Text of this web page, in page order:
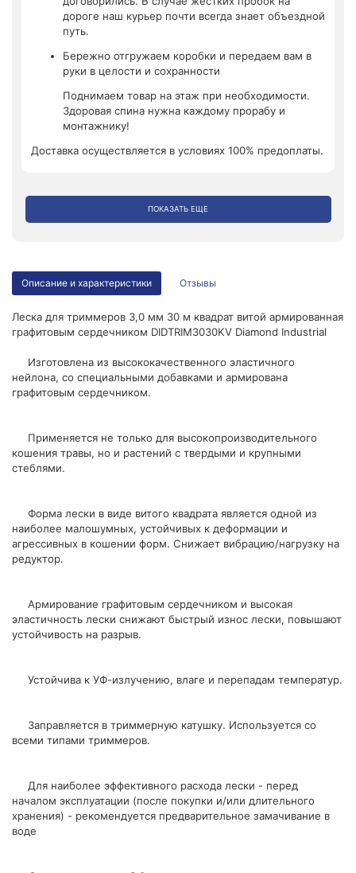
дороге наш курьер почти всегда знает объездной
путь.
Бережно отгружаем коробки и передаем вам в
руки в целости и сохранности
Поднимаем товар на этаж при необходимости.
Здоровая спина нужна каждому прорабу и
монтажнику!
Доставка осуществляется в условиях 100% предоплаты.
ПОКАЗАТЬ ЕЩЕ
Описание и характеристики Отзывы
Леска для триммеров 3,0 мм 30 м квадрат витой армированная
графитовым сердечником DIDTRIM3030KV Diamond Industrial
Изготовлена из высококачественного эластичного
нейлона, со специальными добавками и армирована
графитовым сердечником.
Применяется не только для высокопроизводительного
кошения травы, но и растений с твердыми и крупными
стеблями.
Форма лески в виде витого квадрата является одной из
наиболее малошумных, устойчивых к деформации и
агрессивных в кошении форм. Снижает вибрацию/нагрузку на
редуктор.
Армирование графитовым сердечником и высокая
эластичность лески снижают быстрый износ лески, повышают
устойчивость на разрыв.
Устойчива к УФ-излучению, влаге и перепадам температур.
Заправляется в триммерную катушку. Используется со
всеми типами триммеров.
Для наиболее эффективного расхода лески - перед
началом эксплуатации (после покупки и/или длительного
хранения) - рекомендуется предварительное замачивание в
воде